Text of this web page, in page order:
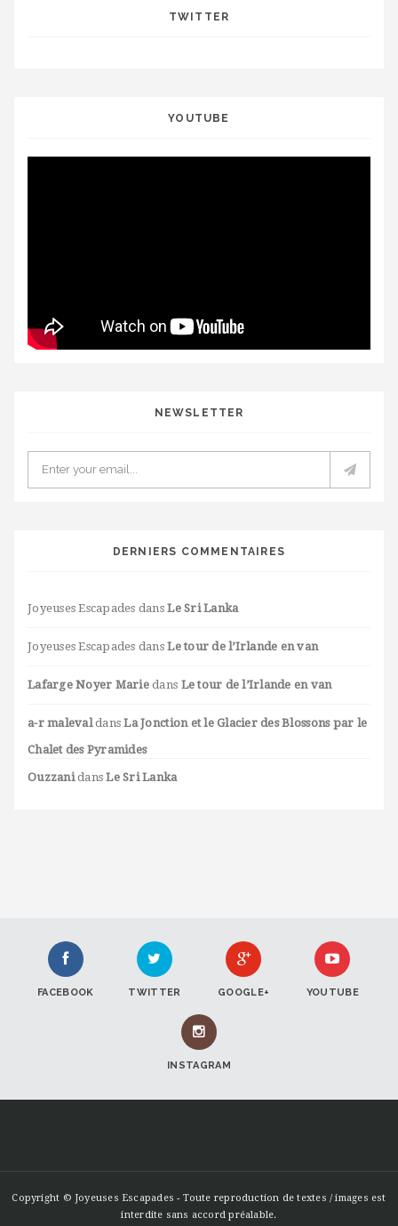
TWITTER
YOUTUBE
NEWSLETTER
DERNIERS COMMENTAIRES
Joyeuses Escapades dansLe Sri Lanka
Joyeuses Escapades dansLe tour de l’Irlande en van
Lafarge Noyer Mariedans Le tour de l’Irlande en van
a-r malevaldansLa Jonction et le Glacier des Blossons par le
Chalet des Pyramides
OuzzanidansLe Sri Lanka
FACEBOOK TWITTER GOOGLE+ YOUTUBE
INSTAGRAM
Copyright © Joyeuses Escapades - Toute reproduction de textes / images est
interdite sans accord préalable.